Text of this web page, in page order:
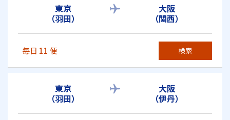
東京
（羽田）
大阪
（関西）
毎日 11 便 検索
東京
（羽田）
大阪
（伊丹）